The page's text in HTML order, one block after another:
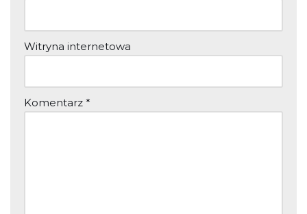
Witryna internetowa
Komentarz *